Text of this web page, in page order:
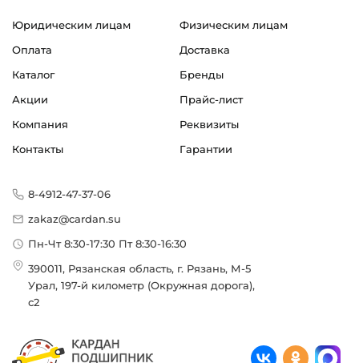
Страна происхождения:
Юридическим лицам
Физическим лицам
Оплата
Доставка
Каталог
Бренды
Акции
Прайс-лист
Компания
Реквизиты
Контакты
Гарантии
8-4912-47-37-06
zakaz@cardan.su
Пн-Чт 8:30-17:30 Пт 8:30-16:30
390011, Рязанская область, г. Рязань, М-5
Урал, 197-й километр (Окружная дорога),
с2